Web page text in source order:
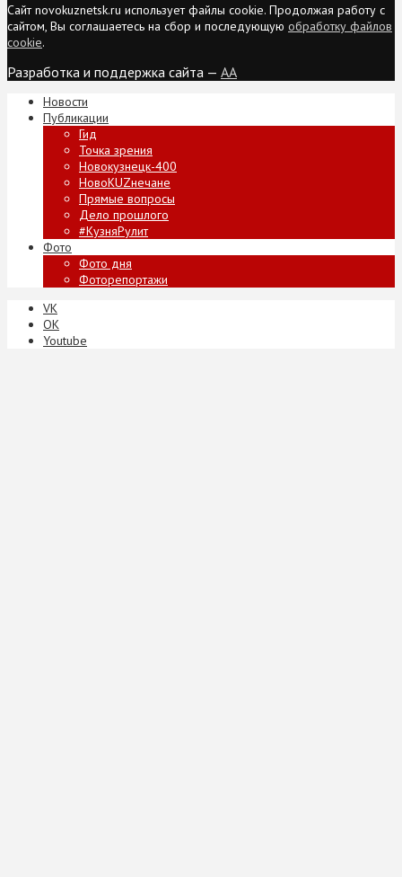
Сайт novokuznetsk.ru использует файлы cookie. Продолжая работу с
сайтом, Вы соглашаетесь на сбор и последующую обработку файлов
cookie.
Разработка и поддержка сайта — AA
Новости
Публикации
Гид
Точка зрения
Новокузнецк-400
НовоKUZнечане
Прямые вопросы
Дело прошлого
#КузняРулит
Фото
Фото дня
Фоторепортажи
VK
ОК
Youtube